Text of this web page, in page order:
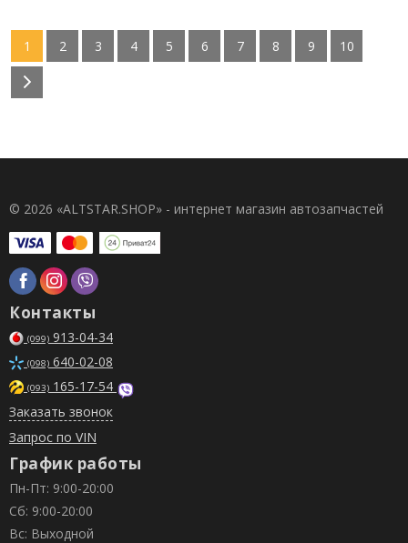
1 2 3 4 5 6 7 8 9 10
© 2026 «ALTSTAR.SHOP» - интернет магазин автозапчастей
Контакты
(099) 913-04-34
(098) 640-02-08
(093) 165-17-54
Заказать звонок
Запрос по VIN
График работы
Пн-Пт: 9:00-20:00
Сб: 9:00-20:00
Вс: Выходной